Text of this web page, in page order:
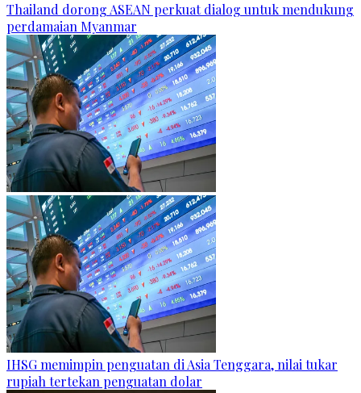
Thailand dorong ASEAN perkuat dialog untuk mendukung
perdamaian Myanmar
IHSG memimpin penguatan di Asia Tenggara, nilai tukar
rupiah tertekan penguatan dolar